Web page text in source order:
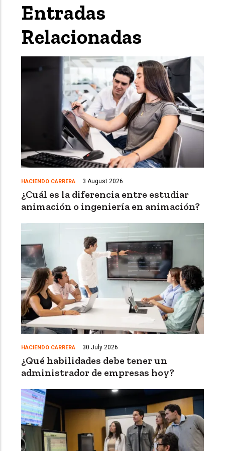
Entradas
Relacionadas
HACIENDO CARRERA 3 August 2026
¿Cuál es la diferencia entre estudiar
animación o ingeniería en animación?
HACIENDO CARRERA 30 July 2026
¿Qué habilidades debe tener un
administrador de empresas hoy?